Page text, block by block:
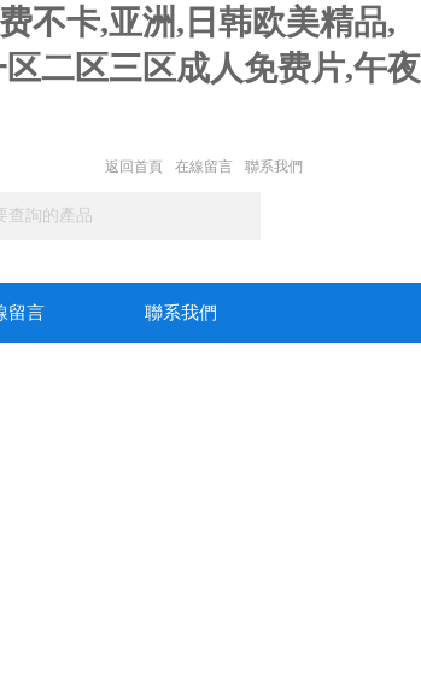
不卡,亚洲,日韩欧美精品,
二区三区成人免费片,午夜
返回首頁 在線留言 聯系我們
留言 聯系我們